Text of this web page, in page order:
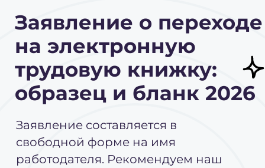
Заявление составляется в
свободной форме на имя
работодателя. Рекомендуем наш
образец: он актуален и
соответствует законодательству.
образец и бланк 2026